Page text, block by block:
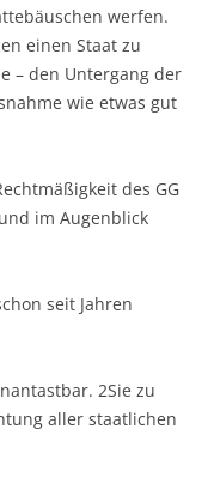
werfen.
einen Staat zu
– den Untergang der
wie etwas gut
des GG
im Augenblick
seit Jahren
2Sie zu
aller staatlichen